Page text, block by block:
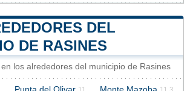
DEL
DE RASINES
los alrededores del municipio de Rasines